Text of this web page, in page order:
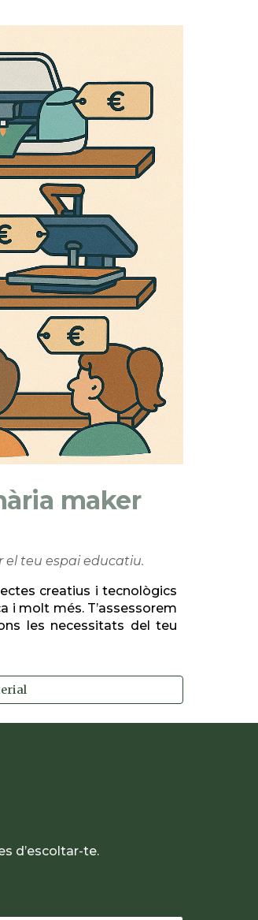
maker
el teu espai educatiu.
creatius i tecnològics
i molt més. T’assessorem
les necessitats del teu
d’escoltar-te.